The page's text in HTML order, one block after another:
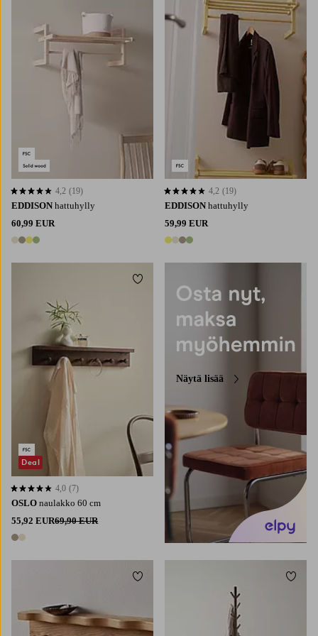
EDDISON hattuhylly
60,99 EUR
4 värejä
4,2 perustuen 19 arvosanaan
4,2 (19)
EDDISON hattuhylly
59,99 EUR
4 värejä
4,2 perustuen 19 arvosanaan
4,2 (19)
OSLO naulakko 60 cm
55,92 EUR69,90 EUR
2 värejä
4,0 perustuen 7 arvosanaan
4,0 (7)
Deal
Lisää suosikkeihin
Näytä lisää
Lisää suosikkeihin Lisää